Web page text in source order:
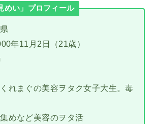
めい」プロフィール
年11月2日（21歳）
れまぐの美容ヲタク女子大生。毒
めなど美容のヲタ活